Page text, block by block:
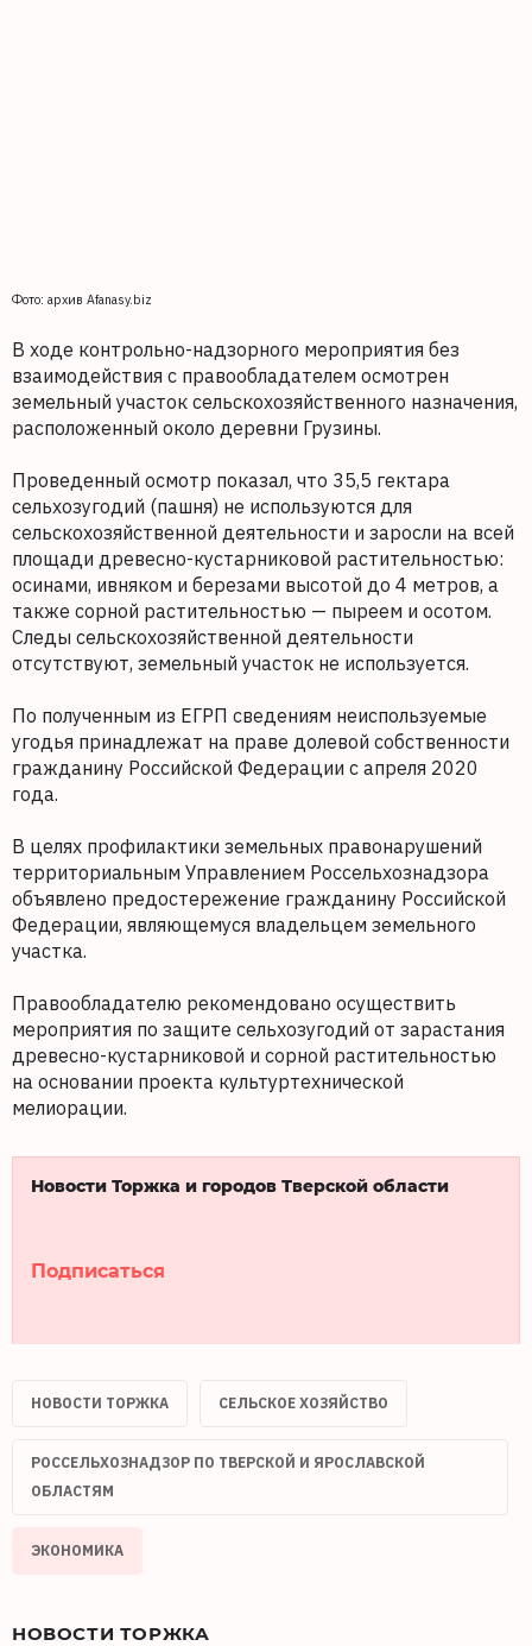
Фото: архив Afanasy.biz
В ходе контрольно-надзорного мероприятия без
взаимодействия с правообладателем осмотрен
земельный участок сельскохозяйственного назначения,
расположенный около деревни Грузины.
Проведенный осмотр показал, что 35,5 гектара
сельхозугодий (пашня) не используются для
сельскохозяйственной деятельности и заросли на всей
площади древесно-кустарниковой растительностью:
осинами, ивняком и березами высотой до 4 метров, а
также сорной растительностью — пыреем и осотом.
Следы сельскохозяйственной деятельности
отсутствуют, земельный участок не используется.
По полученным из ЕГРП сведениям неиспользуемые
угодья принадлежат на праве долевой собственности
гражданину Российской Федерации с апреля 2020
года.
В целях профилактики земельных правонарушений
территориальным Управлением Россельхознадзора
объявлено предостережение гражданину Российской
Федерации, являющемуся владельцем земельного
участка.
Правообладателю рекомендовано осуществить
мероприятия по защите сельхозугодий от зарастания
древесно-кустарниковой и сорной растительностью
на основании проекта культуртехнической
мелиорации.
Новости Торжка и городов Тверской области
Подписаться
НОВОСТИ ТОРЖКА СЕЛЬСКОЕ ХОЗЯЙСТВО
РОССЕЛЬХОЗНАДЗОР ПО ТВЕРСКОЙ И ЯРОСЛАВСКОЙ
ОБЛАСТЯМ
ЭКОНОМИКА
НОВОСТИ ТОРЖКА